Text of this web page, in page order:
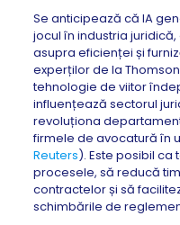
Se anticipează că IA
jocul în industria
asupra eficienței și
experților de la
tehnologie de viitor
influențează sectorul
revoluționa
firmele de avocatură în
Reuters). Este posibil
procesele, să reducă
contractelor și să
schimbările de